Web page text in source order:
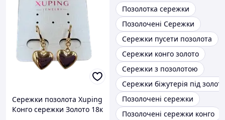
Сережки позолота Xuping
Конго сережки Золото 18к
Позолотка сережки
Позолочені Сережки
Сережки пусети позолота
Сережки конго золото
Сережки з позолотою
Сережки біжутерія під золото
Позолочені сережки
Позолочені сережки конго